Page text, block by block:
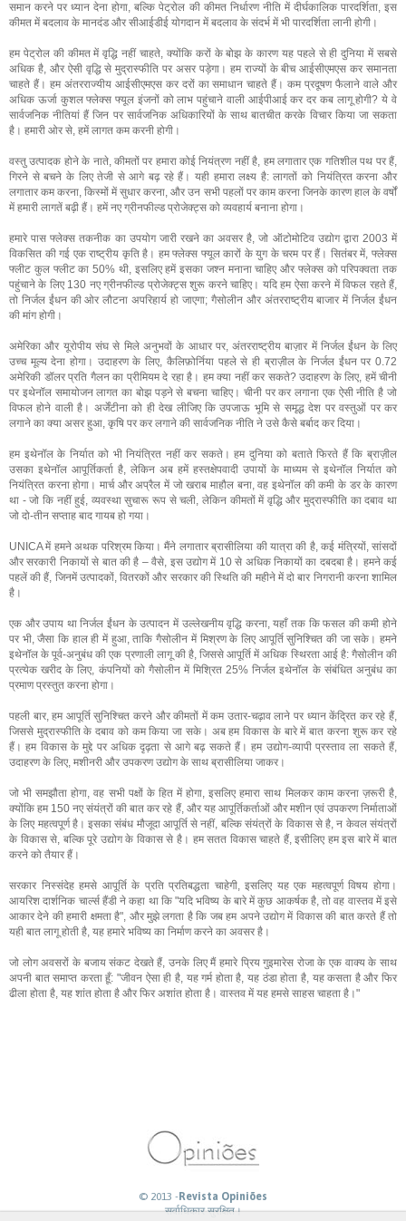
समान करने पर ध्यान देना होगा, बल्कि पेट्रोल की कीमत निर्धारण नीति में दीर्घकालिक पारदर्शिता, इस
कीमत में बदलाव के मानदंड और सीआईडीई योगदान में बदलाव के संदर्भ में भी पारदर्शिता लानी होगी।
हम पेट्रोल की कीमत में वृद्धि नहीं चाहते, क्योंकि करों के बोझ के कारण यह पहले से ही दुनिया में सबसे
अधिक है, और ऐसी वृद्धि से मुद्रास्फीति पर असर पड़ेगा। हम राज्यों के बीच आईसीएमएस कर समानता
चाहते हैं। हम अंतरराज्यीय आईसीएमएस कर दरों का समाधान चाहते हैं। कम प्रदूषण फैलाने वाले और
अधिक ऊर्जा कुशल फ्लेक्स फ्यूल इंजनों को लाभ पहुंचाने वाली आईपीआई कर दर कब लागू होगी? ये वे
सार्वजनिक नीतियां हैं जिन पर सार्वजनिक अधिकारियों के साथ बातचीत करके विचार किया जा सकता
है। हमारी ओर से, हमें लागत कम करनी होगी।
वस्तु उत्पादक होने के नाते, कीमतों पर हमारा कोई नियंत्रण नहीं है, हम लगातार एक गतिशील पथ पर हैं,
गिरने से बचने के लिए तेजी से आगे बढ़ रहे हैं। यही हमारा लक्ष्य है: लागतों को नियंत्रित करना और
लगातार कम करना, किस्मों में सुधार करना, और उन सभी पहलों पर काम करना जिनके कारण हाल के वर्षों
में हमारी लागतें बढ़ी हैं। हमें नए ग्रीनफील्ड प्रोजेक्ट्स को व्यवहार्य बनाना होगा।
हमारे पास फ्लेक्स तकनीक का उपयोग जारी रखने का अवसर है, जो ऑटोमोटिव उद्योग द्वारा 2003 में
विकसित की गई एक राष्ट्रीय कृति है। हम फ्लेक्स फ्यूल कारों के युग के चरम पर हैं। सितंबर में, फ्लेक्स
फ्लीट कुल फ्लीट का 50% थी, इसलिए हमें इसका जश्न मनाना चाहिए और फ्लेक्स को परिपक्वता तक
पहुंचाने के लिए 130 नए ग्रीनफील्ड प्रोजेक्ट्स शुरू करने चाहिए। यदि हम ऐसा करने में विफल रहते हैं,
तो निर्जल ईंधन की ओर लौटना अपरिहार्य हो जाएगा; गैसोलीन और अंतरराष्ट्रीय बाजार में निर्जल ईंधन
की मांग होगी।
अमेरिका और यूरोपीय संघ से मिले अनुभवों के आधार पर, अंतरराष्ट्रीय बाज़ार में निर्जल ईंधन के लिए
उच्च मूल्य देना होगा। उदाहरण के लिए, कैलिफ़ोर्निया पहले से ही ब्राज़ील के निर्जल ईंधन पर 0.72
अमेरिकी डॉलर प्रति गैलन का प्रीमियम दे रहा है। हम क्या नहीं कर सकते? उदाहरण के लिए, हमें चीनी
पर इथेनॉल समायोजन लागत का बोझ पड़ने से बचना चाहिए। चीनी पर कर लगाना एक ऐसी नीति है जो
विफल होने वाली है। अर्जेंटीना को ही देख लीजिए कि उपजाऊ भूमि से समृद्ध देश पर वस्तुओं पर कर
लगाने का क्या असर हुआ, कृषि पर कर लगाने की सार्वजनिक नीति ने उसे कैसे बर्बाद कर दिया।
हम इथेनॉल के निर्यात को भी नियंत्रित नहीं कर सकते। हम दुनिया को बताते फिरते हैं कि ब्राज़ील
उसका इथेनॉल आपूर्तिकर्ता है, लेकिन अब हमें हस्तक्षेपवादी उपायों के माध्यम से इथेनॉल निर्यात को
नियंत्रित करना होगा। मार्च और अप्रैल में जो खराब माहौल बना, वह इथेनॉल की कमी के डर के कारण
था - जो कि नहीं हुई, व्यवस्था सुचारू रूप से चली, लेकिन कीमतों में वृद्धि और मुद्रास्फीति का दबाव था
जो दो-तीन सप्ताह बाद गायब हो गया।
UNICA में हमने अथक परिश्रम किया। मैंने लगातार ब्रासीलिया की यात्रा की है, कई मंत्रियों, सांसदों
और सरकारी निकायों से बात की है – वैसे, इस उद्योग में 10 से अधिक निकायों का दबदबा है। हमने कई
पहलें की हैं, जिनमें उत्पादकों, वितरकों और सरकार की स्थिति की महीने में दो बार निगरानी करना शामिल
है।
एक और उपाय था निर्जल ईंधन के उत्पादन में उल्लेखनीय वृद्धि करना, यहाँ तक कि फसल की कमी होने
पर भी, जैसा कि हाल ही में हुआ, ताकि गैसोलीन में मिश्रण के लिए आपूर्ति सुनिश्चित की जा सके। हमने
इथेनॉल के पूर्व-अनुबंध की एक प्रणाली लागू की है, जिससे आपूर्ति में अधिक स्थिरता आई है: गैसोलीन की
प्रत्येक खरीद के लिए, कंपनियों को गैसोलीन में मिश्रित 25% निर्जल इथेनॉल के संबंधित अनुबंध का
प्रमाण प्रस्तुत करना होगा।
पहली बार, हम आपूर्ति सुनिश्चित करने और कीमतों में कम उतार-चढ़ाव लाने पर ध्यान केंद्रित कर रहे हैं,
जिससे मुद्रास्फीति के दबाव को कम किया जा सके। अब हम विकास के बारे में बात करना शुरू कर रहे
हैं। हम विकास के मुद्दे पर अधिक दृढ़ता से आगे बढ़ सकते हैं। हम उद्योग-व्यापी प्रस्ताव ला सकते हैं,
उदाहरण के लिए, मशीनरी और उपकरण उद्योग के साथ ब्रासीलिया जाकर।
जो भी समझौता होगा, वह सभी पक्षों के हित में होगा, इसलिए हमारा साथ मिलकर काम करना ज़रूरी है,
क्योंकि हम 150 नए संयंत्रों की बात कर रहे हैं, और यह आपूर्तिकर्ताओं और मशीन एवं उपकरण निर्माताओं
के लिए महत्वपूर्ण है। इसका संबंध मौजूदा आपूर्ति से नहीं, बल्कि संयंत्रों के विकास से है, न केवल संयंत्रों
के विकास से, बल्कि पूरे उद्योग के विकास से है। हम सतत विकास चाहते हैं, इसीलिए हम इस बारे में बात
करने को तैयार हैं।
सरकार निस्संदेह हमसे आपूर्ति के प्रति प्रतिबद्धता चाहेगी, इसलिए यह एक महत्वपूर्ण विषय होगा।
आयरिश दार्शनिक चार्ल्स हैंडी ने कहा था कि "यदि भविष्य के बारे में कुछ आकर्षक है, तो वह वास्तव में इसे
आकार देने की हमारी क्षमता है", और मुझे लगता है कि जब हम अपने उद्योग में विकास की बात करते हैं तो
यही बात लागू होती है, यह हमारे भविष्य का निर्माण करने का अवसर है।
जो लोग अवसरों के बजाय संकट देखते हैं, उनके लिए मैं हमारे प्रिय गुइमारेस रोजा के एक वाक्य के साथ
अपनी बात समाप्त करता हूँ: "जीवन ऐसा ही है, यह गर्म होता है, यह ठंडा होता है, यह कसता है और फिर
ढीला होता है, यह शांत होता है और फिर अशांत होता है। वास्तव में यह हमसे साहस चाहता है।"
© 2013 -Revista Opiniões
सर्वाधिकार सुरक्षित।